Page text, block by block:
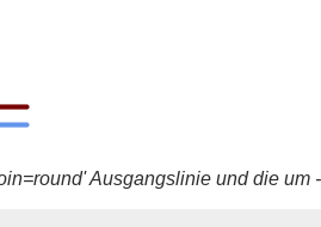
Ausgangslinie und die um